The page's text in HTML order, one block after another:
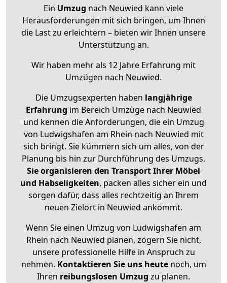
Ein Umzug nach Neuwied kann viele
Herausforderungen mit sich bringen, um Ihnen
die Last zu erleichtern – bieten wir Ihnen unsere
Unterstützung an.
Wir haben mehr als 12 Jahre Erfahrung mit
Umzügen nach Neuwied.
Die Umzugsexperten haben langjährige
Erfahrung im Bereich Umzüge nach Neuwied
und kennen die Anforderungen, die ein Umzug
von Ludwigshafen am Rhein nach Neuwied mit
sich bringt. Sie kümmern sich um alles, von der
Planung bis hin zur Durchführung des Umzugs.
Sie organisieren den Transport Ihrer Möbel
und Habseligkeiten, packen alles sicher ein und
sorgen dafür, dass alles rechtzeitig an Ihrem
neuen Zielort in Neuwied ankommt.
Wenn Sie einen Umzug von Ludwigshafen am
Rhein nach Neuwied planen, zögern Sie nicht,
unsere professionelle Hilfe in Anspruch zu
nehmen. Kontaktieren Sie uns heutenoch, um
Ihren reibungslosen Umzug zu planen.